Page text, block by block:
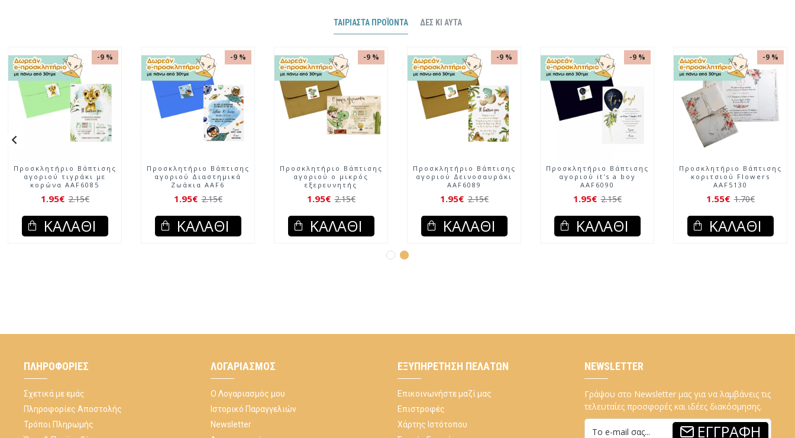
ΤΑΙΡΙΑΣΤΆ ΠΡΟΪΌΝΤΑ ΔΕΣ ΚΙ ΑΥΤΆ
-9 %
Προσκλητήριο Βάπτισης
αγοριού τιγράκι με
κορώνα AAF6085
1.95€ 2.15€
ΚΑΛΆΘΙ
-9 %
Προσκλητήριο Βάπτισης
αγοριού Διαστημικά
Ζωάκια AAF6
1.95€ 2.15€
ΚΑΛΆΘΙ
-9 %
Προσκλητήριο Βάπτισης
αγοριού ο μικρός
εξερευνητής
1.95€ 2.15€
ΚΑΛΆΘΙ
-9 %
Προσκλητήριο Βάπτισης
αγοριού Δεινοσαυράκι
AAF6089
1.95€ 2.15€
ΚΑΛΆΘΙ
-9 %
Προσκλητήριο Βάπτισης
αγοριού it's a boy
AAF6090
1.95€ 2.15€
ΚΑΛΆΘΙ
-9 %
Προσκλητήριο Βάπτισης
κοριτσιού Flowers
AAF5130
1.55€ 1.70€
ΚΑΛΆΘΙ
ΠΛΗΡΟΦΟΡΊΕΣ
Σχετικά με εμάς
Πληροφορίες Αποστολής
Τρόποι Πληρωμής
ΛΟΓΑΡΙΑΣΜΌΣ
Ο Λογαριασμός μου
Ιστορικό Παραγγελιών
Newsletter
ΕΞΥΠΗΡΈΤΗΣΗ ΠΕΛΑΤΏΝ
Επικοινωνήστε μαζί μας
Επιστροφές
Χάρτης Ιστότοπου
NEWSLETTER
Γράψου στο Newsletter μας για να λαμβάνεις τις
τελευταίες προσφορές και ιδέες διακόσμησης.
ΕΓΓΡΑΦΉ